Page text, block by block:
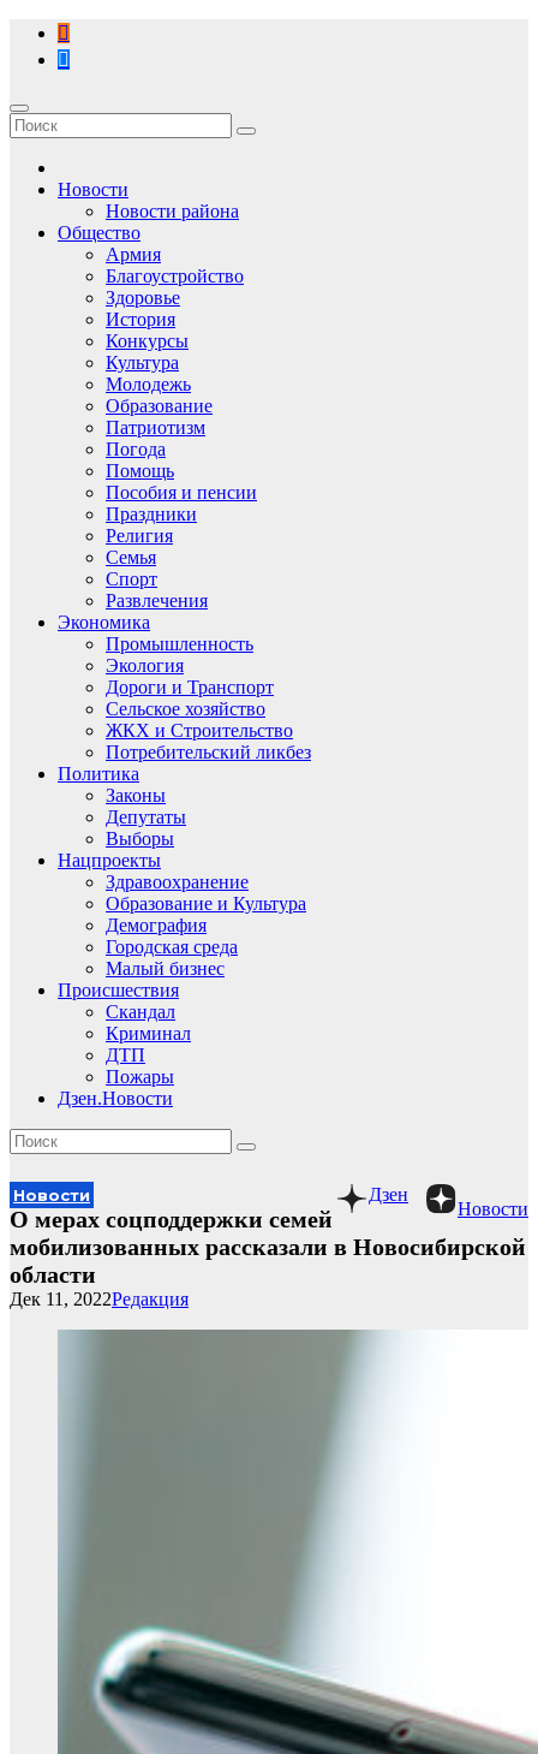
Перейти
содержимому
Новости
Новости района
Общество
Армия
Благоустройство
Здоровье
История
Конкурсы
Культура
Молодежь
Образование
Патриотизм
Погода
Помощь
Пособия и пенсии
Праздники
Религия
Семья
Спорт
Развлечения
Экономика
Промышленность
Экология
Дороги и Транспорт
Сельское хозяйство
ЖКХ и Строительство
Потребительский ликбез
Политика
Законы
Депутаты
Выборы
Нацпроекты
Здравоохранение
Образование и Культура
Демография
Городская среда
Малый бизнес
Происшествия
Скандал
Криминал
ДТП
Пожары
Дзен.Новости
Новости
Дзен
Новости
О мерах соцподдержки семей
мобилизованных рассказали в Новосибирской
области
Редакция
Дек 11, 2022